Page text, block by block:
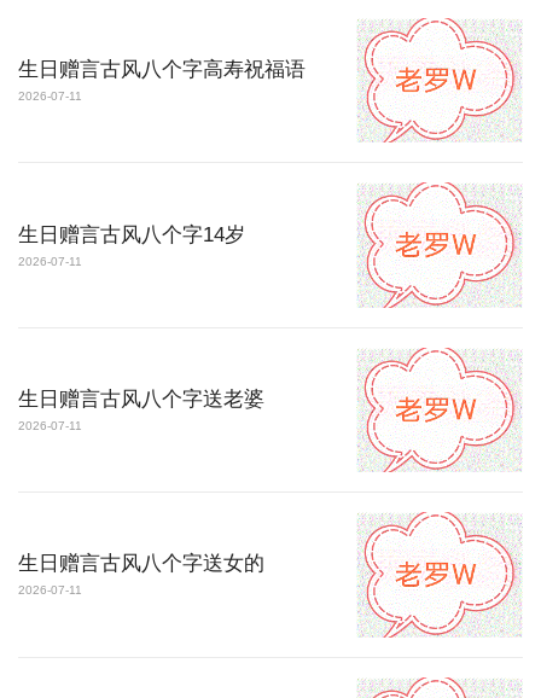
生日赠言古风八个字高寿祝福语
2026-07-11
生日赠言古风八个字14岁
2026-07-11
生日赠言古风八个字送老婆
2026-07-11
生日赠言古风八个字送女的
2026-07-11